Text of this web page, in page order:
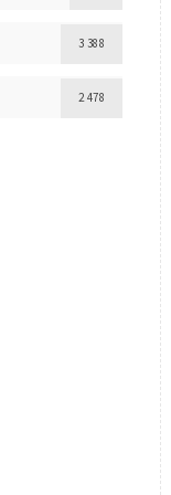
3 388
2 478